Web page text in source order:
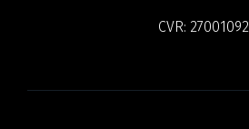
CVR: 27001092